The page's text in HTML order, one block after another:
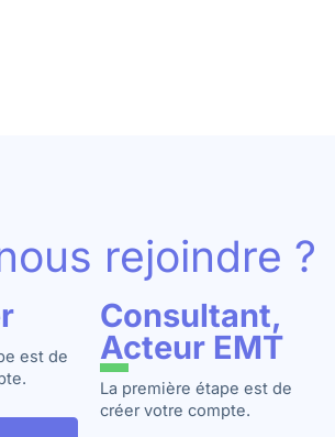
rejoindre ?
est de
Consultant,
Acteur EMT
La première étape est de
créer votre compte.